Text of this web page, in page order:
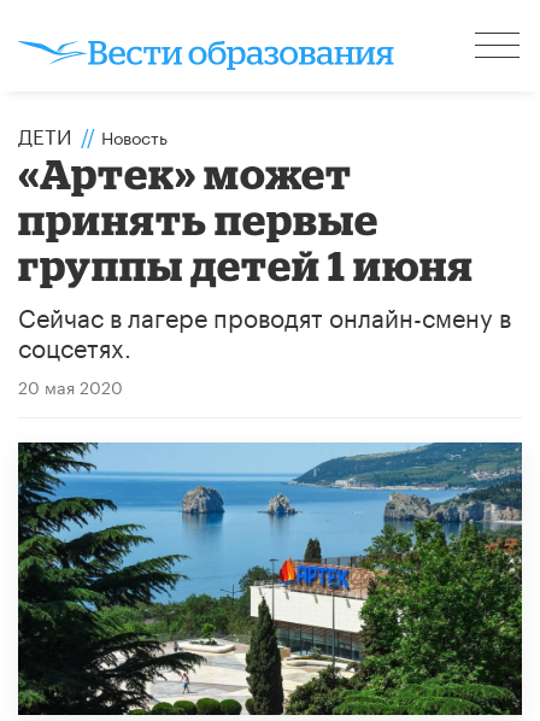
ДЕТИ // Новость
«Артек» может
принять первые
группы детей 1 июня
Сейчас в лагере проводят онлайн-смену в
соцсетях.
20 мая 2020